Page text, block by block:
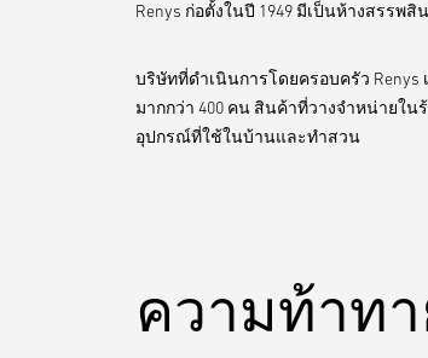
Renys ก่อตั้งในปี 1949 มีเป็นห้างสรรพ
บริษัทที่ดำเนินการโดยครอบครัว Renys
มากกว่า 400 คน สินค้าที่วางจำหน่ายใน
อุปกรณ์ที่ใช้ในบ้านและทำสวน
ความท้าทา